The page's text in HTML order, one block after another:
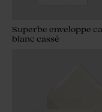
Superbe enveloppe
blanc cassé